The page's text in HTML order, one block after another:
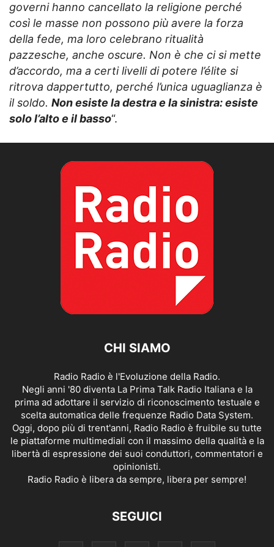
governi hanno cancellato la religione perché
così le masse non possono più avere la forza
della fede, ma loro celebrano ritualità
pazzesche, anche oscure. Non è che ci si mette
d’accordo, ma a certi livelli di potere l’élite si
ritrova dappertutto, perché l’unica uguaglianza è
il soldo. Non esiste la destra e la sinistra: esiste
solo l’alto e il basso“.
CHI SIAMO
Radio Radio è l'Evoluzione della Radio.
Negli anni '80 diventa La Prima Talk Radio Italiana e la
prima ad adottare il servizio di riconoscimento testuale e
scelta automatica delle frequenze Radio Data System.
Oggi, dopo più di trent'anni, Radio Radio è fruibile su tutte
le piattaforme multimediali con il massimo della qualità e la
libertà di espressione dei suoi conduttori, commentatori e
opinionisti.
Radio Radio è libera da sempre, libera per sempre!
SEGUICI